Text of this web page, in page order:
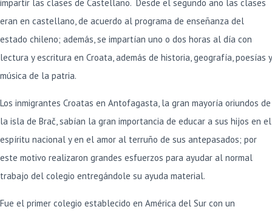
impartir las clases de Castellano. Desde el segundo año las clases
eran en castellano, de acuerdo al programa de enseñanza del
estado chileno; además, se impartían uno o dos horas al día con
lectura y escritura en Croata, además de historia, geografía, poesías y
música de la patria.
Los inmigrantes Croatas en Antofagasta, la gran mayoría oriundos de
la isla de Brač, sabían la gran importancia de educar a sus hijos en el
espíritu nacional y en el amor al terruño de sus antepasados; por
este motivo realizaron grandes esfuerzos para ayudar al normal
trabajo del colegio entregándole su ayuda material.
Fue el primer colegio establecido en América del Sur con un